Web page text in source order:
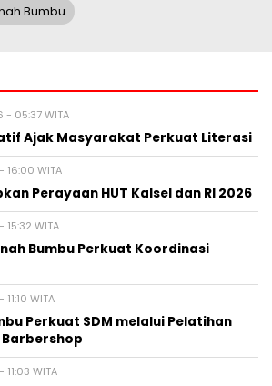
Bumbu
05:37 WITA
Ajak Masyarakat Perkuat Literasi
WITA
Perayaan HUT Kalsel dan RI 2026
WITA
Bumbu Perkuat Koordinasi
WITA
Perkuat SDM melalui Pelatihan
WITA